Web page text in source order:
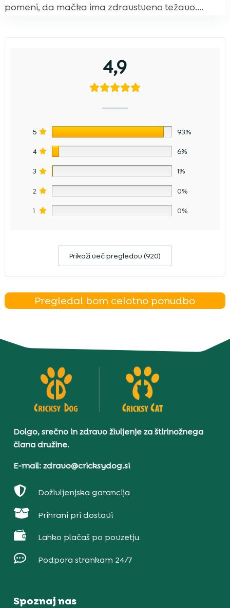
pomeni, da mačka ima zdravstveno težavo....
4,9
5 93%
4 6%
3 1%
2 0%
1 0%
Prikaži več pregledov (920)
Pregledal bom celotno ponudbo
Dolgo, srečno in zdravo življenje za štirinožnega
člana družine.
E-mail: zdravo@cricksydog.si
 Doživljenjska garancija
 Prihrani pri dostavi
 Lahko plačaš po povzetju
 Podpora strankam 24/7
Spoznaj nas